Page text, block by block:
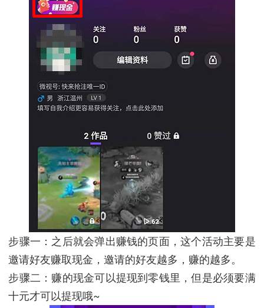
步骤一：之后就会弹出赚钱的页面，这个活动主要是
邀请好友赚取现金，邀请的好友越多，赚的越多。
步骤二：赚的现金可以提现到零钱里，但是必须要满
十元才可以提现哦~